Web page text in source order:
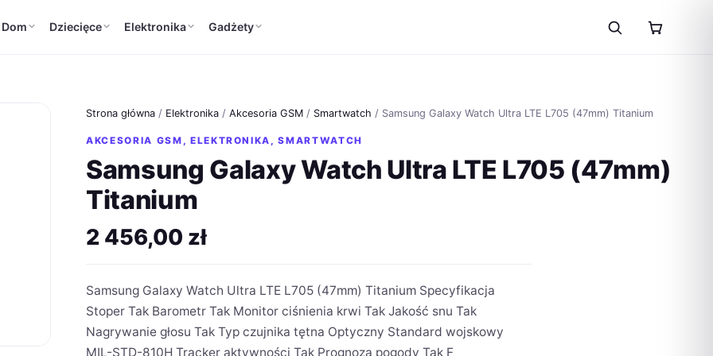
Dom Dziecięce Elektronika Gadżety
Strona główna / Elektronika / Akcesoria GSM / Smartwatch / Samsung Galaxy Watch Ultra LTE L705 (47mm) Titanium
AKCESORIA GSM , ELEKTRONIKA ,SMARTWATCH
Samsung Galaxy Watch Ultra LTE L705 (47mm)
Titanium
2 456,00 zł
Samsung Galaxy Watch Ultra LTE L705 (47mm) Titanium Specyfikacja
Stoper Tak Barometr Tak Monitor ciśnienia krwi Tak Jakość snu Tak
Nagrywanie głosu Tak Typ czujnika tętna Optyczny Standard wojskowy
MIL-STD-810H Tracker aktywności Tak Prognoza pogody Tak F